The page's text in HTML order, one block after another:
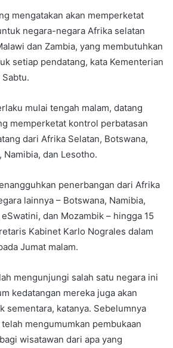
mengatakan akan memperketat
negara-negara Afrika selatan
dan Zambia, yang membutuhkan
setiap pendatang, kata Kementerian
mulai tengah malam, datang
memperketat kontrol perbatasan
dari Afrika Selatan, Botswana,
dan Lesotho.
penerbangan dari Afrika
lainnya – Botswana, Namibia,
dan Mozambik – hingga 15
Kabinet Karlo Nograles dalam
Jumat malam.
mengunjungi salah satu negara ini
kedatangan mereka juga akan
sementara, katanya. Sebelumnya
mengumumkan pembukaan
wisatawan dari apa yang